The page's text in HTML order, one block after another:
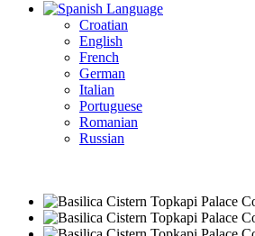
Language
Croatian
English
French
German
Italian
Portuguese
Romanian
Russian